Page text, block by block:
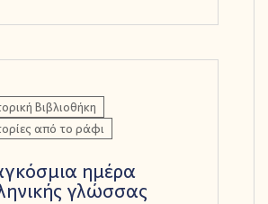
Βιβλιοθήκη
από το ράφι
ημέρα
γλώσσας